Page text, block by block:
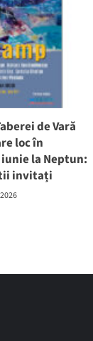
de Vară
loc în
la Neptun:
invitați